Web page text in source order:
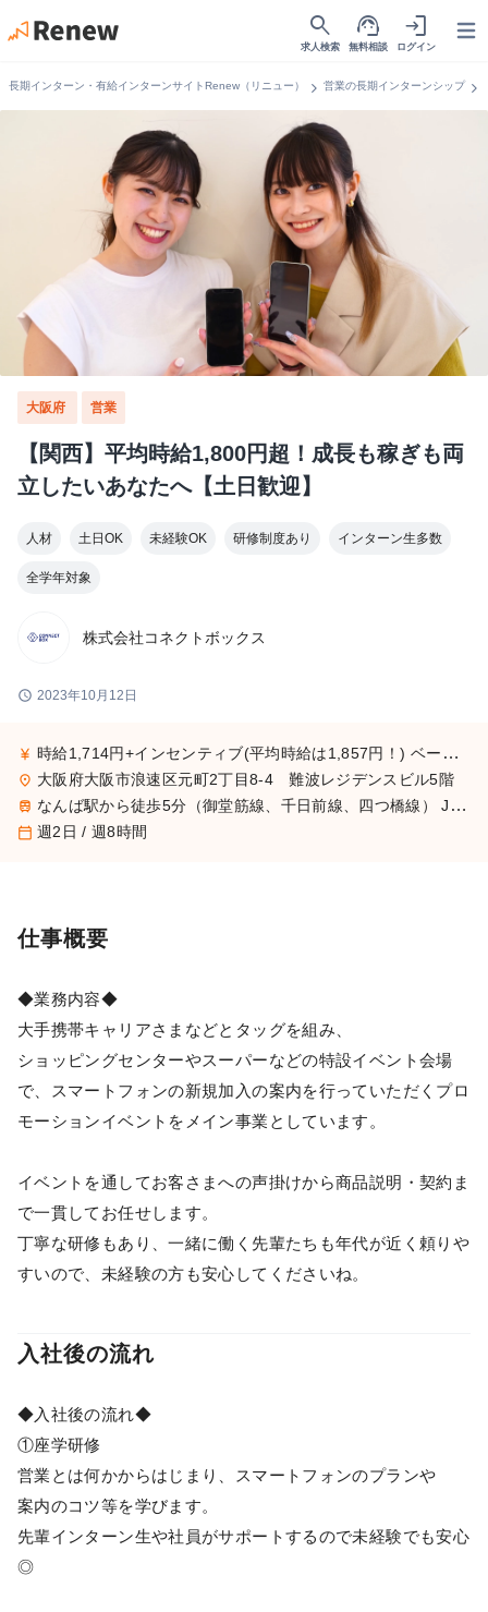
search
求人検索
support_agent
無料相談
login
ログイン
長期インターン・有給インターンサイトRenew（リニュー） chevron_right 営業の長期インターンシップchevron_right
大阪府 営業
【関西】平均時給1,800円超！成長も稼ぎも両
立したいあなたへ【土日歓迎】
人材 土日OK 未経験OK 研修制度あり インターン生多数
全学年対象
株式会社コネクトボックス
schedule 2023年10月12日
currency_yen 時給1,714円+インセンティブ(平均時給は1,857円！) ベースが高いから安心◎ ※最初の10日出勤は時給1,100円となります。
place 大阪府大阪市浪速区元町2丁目8-4 難波レジデンスビル5階
train なんば駅から徒歩5分（御堂筋線、千日前線、四つ橋線） JR難波駅から徒歩8分（関西本線、阪和線、関西空港線） 大阪難波駅から徒歩9分（近鉄奈良線、阪神なんば線）
calendar_today 週2日 / 週8時間
仕事概要
◆業務内容◆
大手携帯キャリアさまなどとタッグを組み、
ショッピングセンターやスーパーなどの特設イベント会場
で、スマートフォンの新規加入の案内を行っていただくプロ
モーションイベントをメイン事業としています。
イベントを通してお客さまへの声掛けから商品説明・契約ま
で一貫してお任せします。
丁寧な研修もあり、一緒に働く先輩たちも年代が近く頼りや
すいので、未経験の方も安心してくださいね。
入社後の流れ
◆入社後の流れ◆
①座学研修
営業とは何かからはじまり、スマートフォンのプランや
案内のコツ等を学びます。
先輩インターン生や社員がサポートするので未経験でも安心
◎